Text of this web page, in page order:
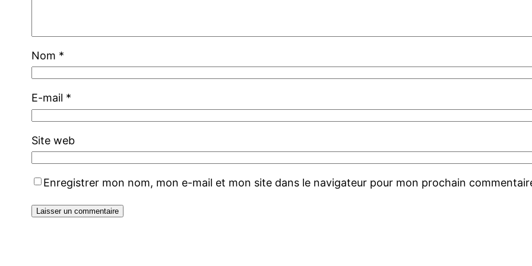
Nom *
E-mail *
Site web
Enregistrer mon nom, mon e-mail et mon site dans le navigateur pour mon prochain